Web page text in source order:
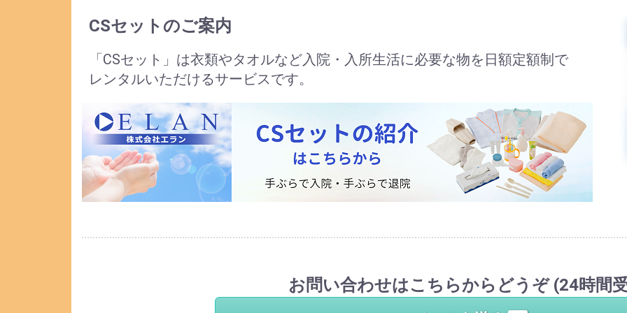
CSセットのご案内
「CSセット」は衣類やタオルなど入院・入所生活に必要な物を日額定額制で
レンタルいただけるサービスです。
お問い合わせはこちらからどうぞ(24時間